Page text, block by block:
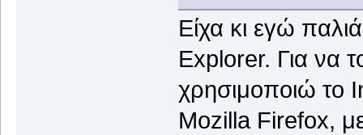
Είχα κι εγώ
Explorer. Για να
χρησιμοποιώ
Mozilla Firefox,